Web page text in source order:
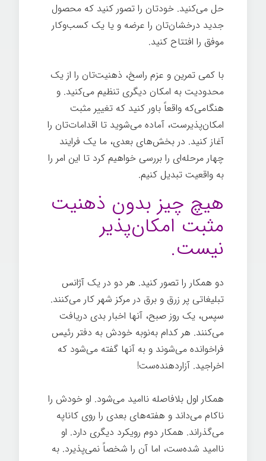
حل می‌کنید. خودتان را تصور کنيد که محصول
جدید درخشان‌تان را عرضه و یا یک کسب‌وکار
موفق را افتتاح کنید.
با کمی تمرین و عزم راسخ، ذهنیت‌تان را از یک
محدودیت به امکان دیگری تنظیم می‌کنید. و
هنگامی‌که واقعاً باور کنید که تغییر مثبت
امکان‌پذیرست، آماده می‌شوید تا اقدامات‌تان را
آغاز کنید. در بخش‌های بعدی، ما یک فرایند
چهار مرحله‌ای را بررسی خواهیم کرد تا این امر را
به واقعیت تبدیل کنیم.
هیچ چیز بدون ذهنیت
مثبت امکان‌پذیر
نیست.
دو همکار را تصور کنید. هر دو در یک آژانس
تبلیغاتی پر زرق و برق در مرکز شهر کار می‌کنند.
سپس، یک روز صبح، آنها اخبار بدی دریافت
می‌کنند. هر کدام به‌نوبه خودش به دفتر رئیس
فراخوانده می‌شوند و به آنها گفته می‌شود که
اخراجید. آزاردهنده‌ست!
همکار اول بلافاصله ناامید می‌شود. او خودش را
ناکام می‌داند و هفته‌های بعدی را روی کاناپه
می‌گذراند. همکار دوم رویکرد دیگری دارد. او
ناامید شده‌ست، اما آن را شخصاً نمی‌پذیرد. به